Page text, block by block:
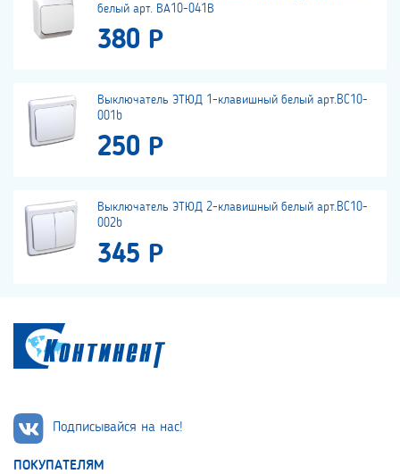
белый арт. ВА10-041В
380 Р
Выключатель ЭТЮД 1-клавишный белый арт.BC10-
001b
250 Р
Выключатель ЭТЮД 2-клавишный белый арт.BC10-
002b
345 Р
Подписывайся на нас!
ПОКУПАТЕЛЯМ